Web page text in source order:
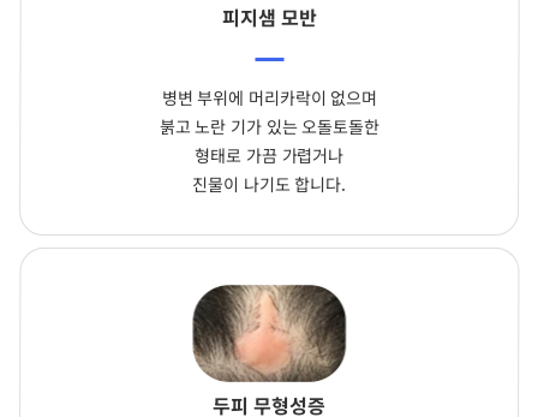
피지샘 모반
병변 부위에 머리카락이 없으며
붉고 노란 기가 있는 오돌토돌한
형태로 가끔 가렵거나
진물이 나기도 합니다.
두피 무형성증